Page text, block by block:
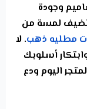
وجودة
تضيف لمسة من
مطليه ذهب. لا
أسلوبك
اليوم ودع